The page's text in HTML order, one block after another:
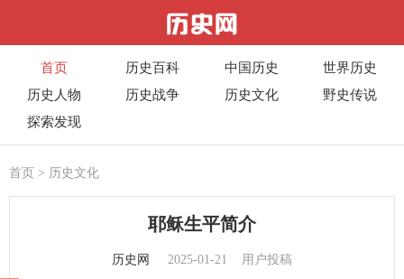
首页 历史百科 中国历史
世界历史
历史人物
历史战争 历史文化
野史传说
探索发现
首页 > 历史文化
耶稣生平简介
历史网 2025-01-21 用户投稿